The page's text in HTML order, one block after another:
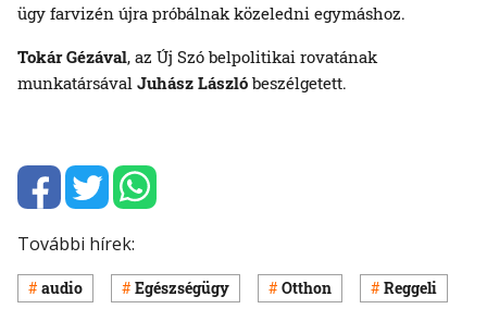
ügy farvizén újra próbálnak közeledni egymáshoz.
Tokár Gézával, az Új Szó belpolitikai rovatának
munkatársával Juhász László beszélgetett.
További hírek:
audio Egészségügy Otthon Reggeli